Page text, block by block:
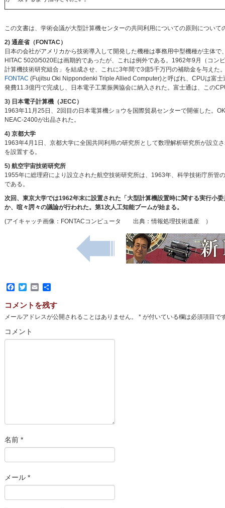
この文書は、学術会議が大型計算機センターの共同利用についての原則につい
2) 通産省（FONTAC）
日本の会社がアメリカから技術導入して開発した機種は事務用中型機種が主体
HITAC 5020/5020Eは画期的であったが、これは例外である。1962年9月（コ
計算機技術研究組合」を結成させ、これに3年間で3億5千万円の補助金を与え
FONTAC (Fujitsu Oki Nippondenki Triple Allied Computer)と呼ばれ、CPUは富
発費11.3億円で完成し、日本電子工業振興協会に納入された。富士通は、この
3) 日本電子計算機（JECC）
1963年11月25日、2回目の日本電算機ショウを国際貿易センターで開催した。
NEAC-2400が出品された。
4) 京都大学
1963年4月1日、京都大学に全国共同利用の研究所として数理解析研究所が設立
を設置する。
5) 航空宇宙技術研究所
1955年に総理府により設立された航空技術研究所は、1963年、科学技術庁所
である。
次回、東京大学では1962年末に設置された「大型計算機設置時に関する実行小
か、喧々諤々の議論が行われた。第1次人工知能ブームが始まる。
(アイキャッチ画像：FONTACコンピュータ 出典：情報処理技術遺産 ）
Facebook
TwitterEmail
共
コメントを残す
メールアドレスが公開されることはありません。 *が付いている欄は必須項目で
コメント
名前 *
メール *